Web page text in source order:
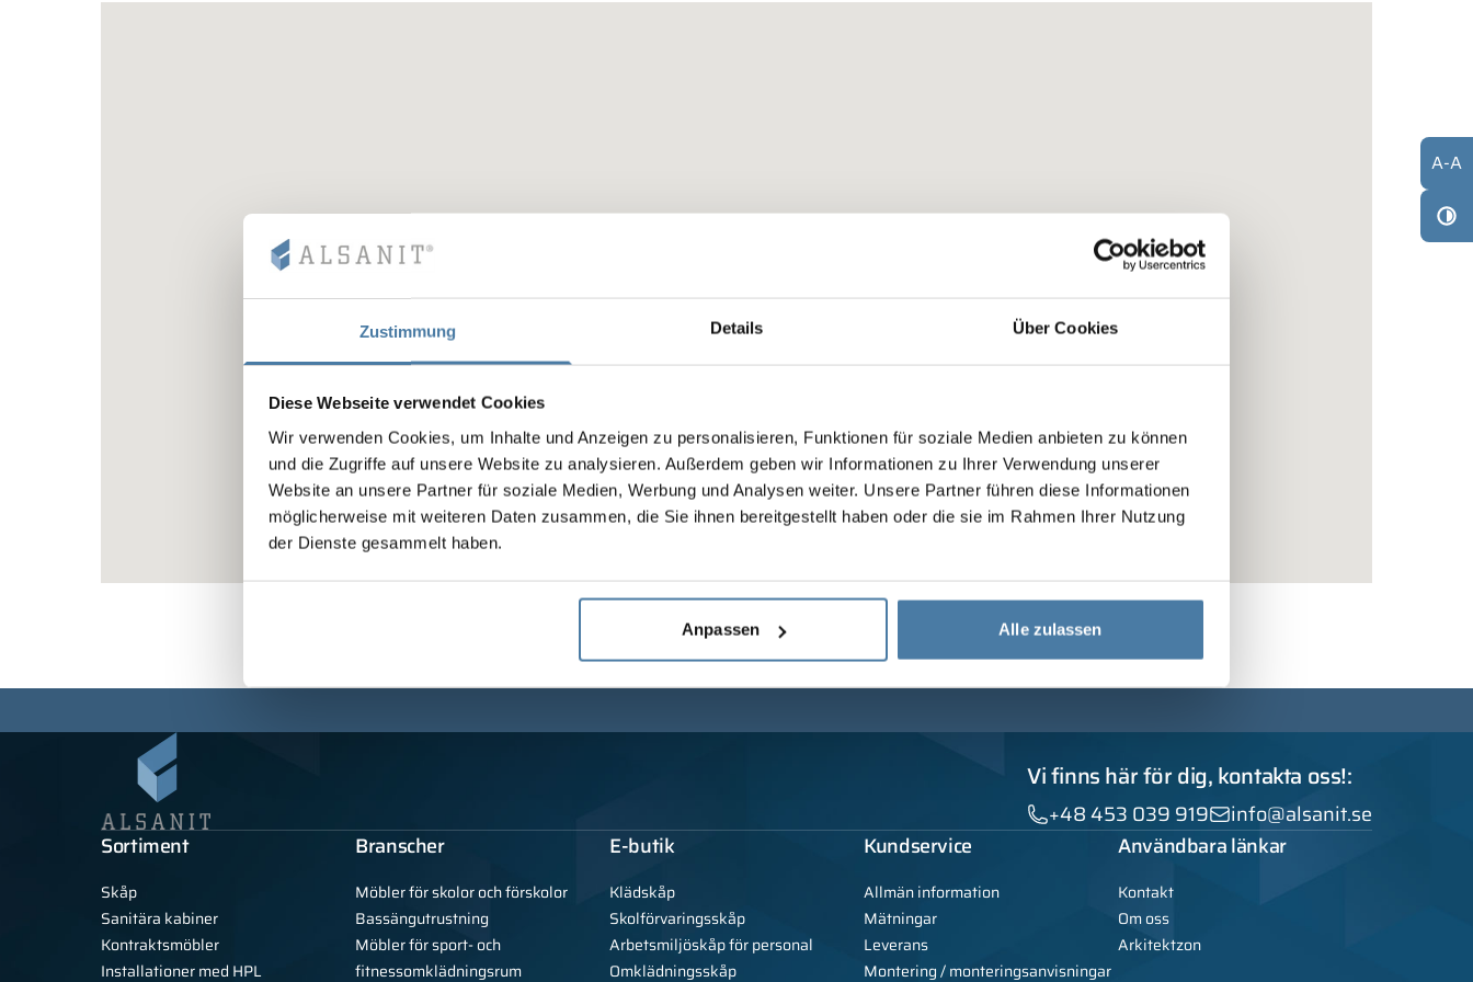
Zustimmung Details Über Cookies
Diese Webseite verwendet Cookies
Wir verwenden Cookies, um Inhalte und Anzeigen zu personalisieren, Funktionen für soziale Medien anbieten zu können
und die Zugriffe auf unsere Website zu analysieren. Außerdem geben wir Informationen zu Ihrer Verwendung unserer
Website an unsere Partner für soziale Medien, Werbung und Analysen weiter. Unsere Partner führen diese Informationen
möglicherweise mit weiteren Daten zusammen, die Sie ihnen bereitgestellt haben oder die sie im Rahmen Ihrer Nutzung
der Dienste gesammelt haben.
Anpassen Alle zulassen
Vi finns här för dig, kontakta oss!:
+48 453 039 919
info@alsanit.se
Sortiment
Skåp
Sanitära kabiner
Kontraktsmöbler
Installationer med HPL
Branscher
Möbler för skolor och förskolor
Bassängutrustning
Möbler för sport- och
fitnessomklädningsrum
E-butik
Klädskåp
Skolförvaringsskåp
Arbetsmiljöskåp för personal
Omklädningsskåp
Kundservice
Allmän information
Mätningar
Leverans
Montering / monteringsanvisningar
Användbara länkar
Kontakt
Om oss
Arkitektzon
A-A